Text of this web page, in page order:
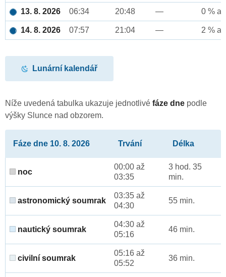
13. 8. 2026 06:34 20:48 — 0 %
14. 8. 2026 07:57 21:04 — 2 %
Lunární kalendář
Níže uvedená tabulka ukazuje jednotlivé fáze dne podle
výšky Slunce nad obzorem.
Fáze dne 10. 8. 2026 Trvání Délka
noc
00:00 až
03:35
3 hod. 35
min.
astronomický soumrak
03:35 až
04:30
55 min.
nautický soumrak
04:30 až
05:16
46 min.
civilní soumrak
05:16 až
05:52
36 min.